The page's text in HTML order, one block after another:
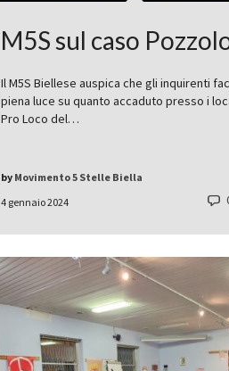
M5S sul caso
Il M5S Biellese auspica che gli inquirenti
piena luce su quanto accaduto presso i
Pro Loco del…
4 gennaio 2024
by Movimento 5 Stelle Biella